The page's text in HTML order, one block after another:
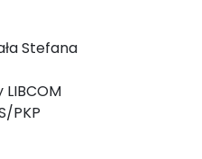
Stefana
PKP